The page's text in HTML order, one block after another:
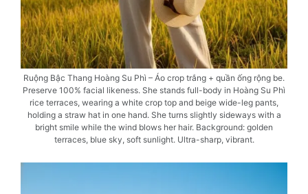
Ruộng Bậc Thang Hoàng Su Phì – Áo crop trắng + quần ống rộng be.
Preserve 100% facial likeness. She stands full-body in Hoàng Su Phì
rice terraces, wearing a white crop top and beige wide-leg pants,
holding a straw hat in one hand. She turns slightly sideways with a
bright smile while the wind blows her hair. Background: golden
terraces, blue sky, soft sunlight. Ultra-sharp, vibrant.